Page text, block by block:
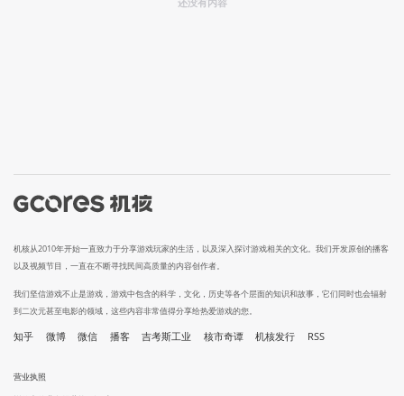
机核从2010年开始一直致力于分享游戏玩家的生活，以及深入探讨游戏相关的文化。我们开发原创的播客
以及视频节目，一直在不断寻找民间高质量的内容创作者。
我们坚信游戏不止是游戏，游戏中包含的科学，文化，历史等各个层面的知识和故事，它们同时也会辐射
到二次元甚至电影的领域，这些内容非常值得分享给热爱游戏的您。
知乎 微博 微信 播客 吉考斯工业 核市奇谭 机核发行 RSS
营业执照